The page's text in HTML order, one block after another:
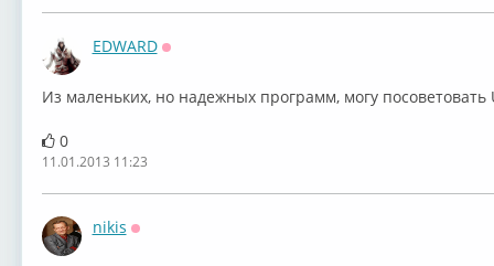
EDWARD
Из маленьких, но надежных программ, могу посоветовать
0
11.01.2013 11:23
nikis